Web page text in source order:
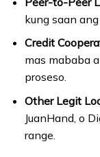
kung saan
Credit
mas mababa
proseso.
Other Legit
JuanHand, o
range.